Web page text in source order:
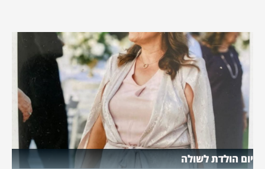
יום הולדת לשולה